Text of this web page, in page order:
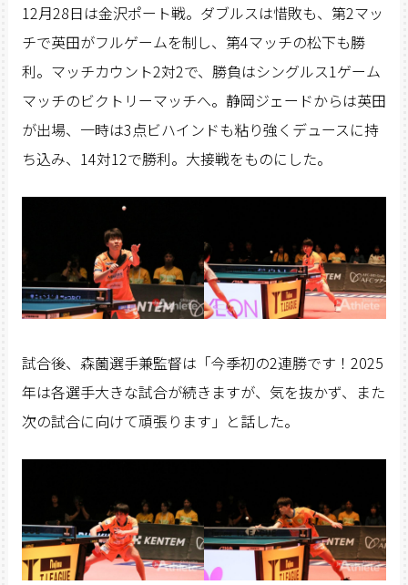
12月28日は金沢ポート戦。ダブルスは惜敗も、第2マッ
チで英田がフルゲームを制し、第4マッチの松下も勝
利。マッチカウント2対2で、勝負はシングルス1ゲーム
マッチのビクトリーマッチへ。静岡ジェードからは英田
が出場、一時は3点ビハインドも粘り強くデュースに持
ち込み、14対12で勝利。大接戦をものにした。
試合後、森薗選手兼監督は「今季初の2連勝です！2025
年は各選手大きな試合が続きますが、気を抜かず、また
次の試合に向けて頑張ります」と話した。